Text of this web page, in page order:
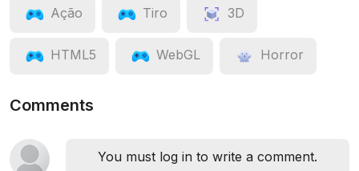
Ação Tiro 3D
HTML5 WebGL Horror
Comments
You must log in to write a comment.